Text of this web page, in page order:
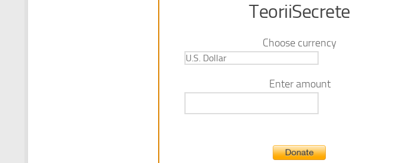
TeoriiSecrete
Choose currency
Enter amount